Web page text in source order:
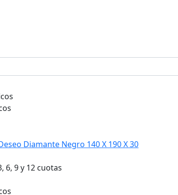
Diamante Negro 140 X 190 X 30
6, 9 y 12 cuotas